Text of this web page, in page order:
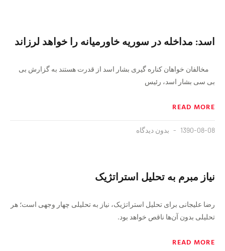
اسد: مداخله در سوریه خاورمیانه را خواهد لرزاند
مخالفان خواهان کناره گیری بشار اسد از قدرت هستند به گزارش بی
بی سی بشار اسد، رئیس
READ MORE
1390-08-08 بدون دیدگاه
نیاز مبرم به تحلیل استراتژیک
رضا علیجانی برای تحلیل استراتژیک، نیاز به تحلیلی چهار وجهی است؛ هر
تحلیلی بدون آن‌ها ناقص خواهد بود.
READ MORE